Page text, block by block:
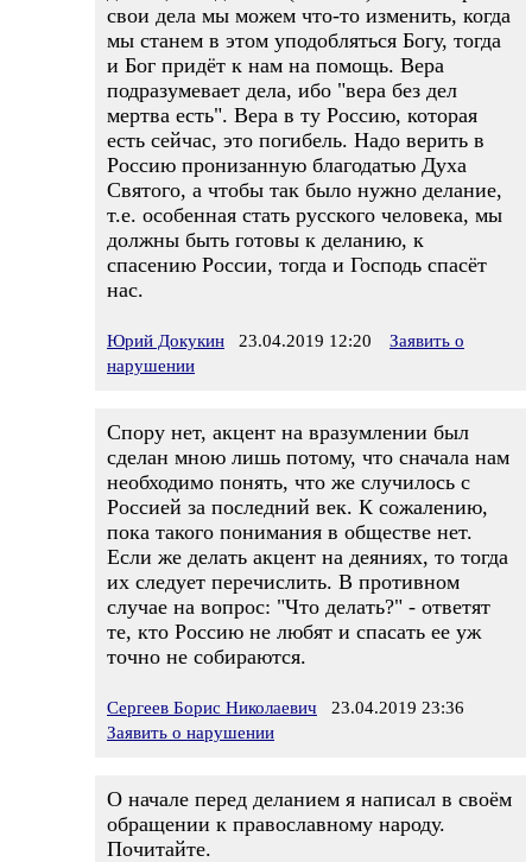
свои дела мы можем что-то изменить, когда
мы станем в этом уподобляться Богу, тогда
и Бог придёт к нам на помощь. Вера
подразумевает дела, ибо "вера без дел
мертва есть". Вера в ту Россию, которая
есть сейчас, это погибель. Надо верить в
Россию пронизанную благодатью Духа
Святого, а чтобы так было нужно делание,
т.е. особенная стать русского человека, мы
должны быть готовы к деланию, к
спасению России, тогда и Господь спасёт
нас.
Юрий Докукин 23.04.2019 12:20
Заявить о
нарушении
Спору нет, акцент на вразумлении был
сделан мною лишь потому, что сначала нам
необходимо понять, что же случилось с
Россией за последний век. К сожалению,
пока такого понимания в обществе нет.
Если же делать акцент на деяниях, то тогда
их следует перечислить. В противном
случае на вопрос: "Что делать?" - ответят
те, кто Россию не любят и спасать ее уж
точно не собираются.
Сергеев Борис Николаевич 23.04.2019 23:36
Заявить о нарушении
О начале перед деланием я написал в своём
обращении к православному народу.
Почитайте.